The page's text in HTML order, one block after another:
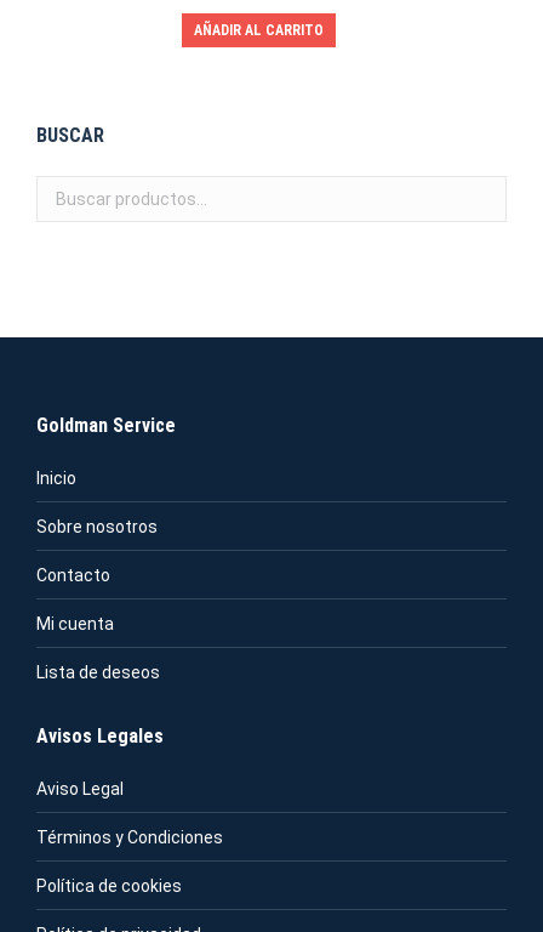
AÑADIR AL CARRITO
BUSCAR
Goldman Service
Inicio
Sobre nosotros
Contacto
Mi cuenta
Lista de deseos
Avisos Legales
Aviso Legal
Términos y Condiciones
Política de cookies